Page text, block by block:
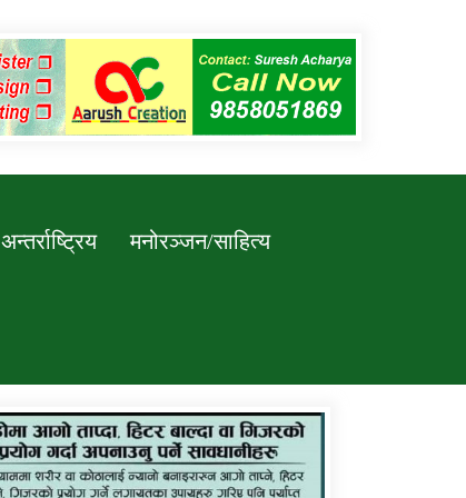
अन्तर्राष्ट्रिय मनोरञ्जन/साहित्य
कर्णाली प्रविधि शिक्षालय जुम्लाको सुचना